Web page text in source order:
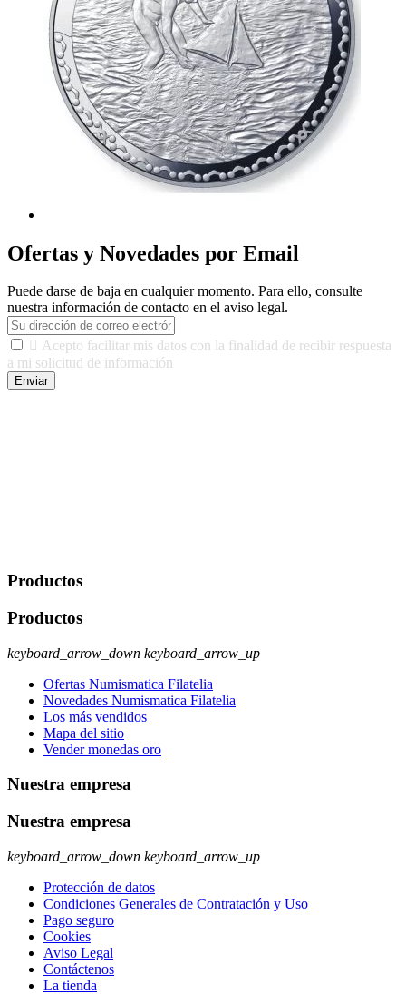
Ofertas y Novedades por Email
Puede darse de baja en cualquier momento. Para ello, consulte
nuestra información de contacto en el aviso legal.
 Acepto facilitar mis datos con la finalidad de recibir respuesta
a mi solicitud de información
Enviar
Productos
Productos
keyboard_arrow_down keyboard_arrow_up
Ofertas Numismatica Filatelia
Novedades Numismatica Filatelia
Los más vendidos
Mapa del sitio
Vender monedas oro
Nuestra empresa
Nuestra empresa
keyboard_arrow_down keyboard_arrow_up
Protección de datos
Condiciones Generales de Contratación y Uso
Pago seguro
Cookies
Aviso Legal
Contáctenos
La tienda